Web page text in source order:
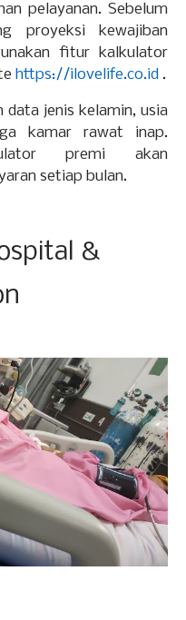
pelayanan. Sebelum
proyeksi kewajiban
fitur kalkulator
https://ilovelife.co.id .
data jenis kelamin, usia
kamar rawat inap.
premi akan
setiap bulan.
&